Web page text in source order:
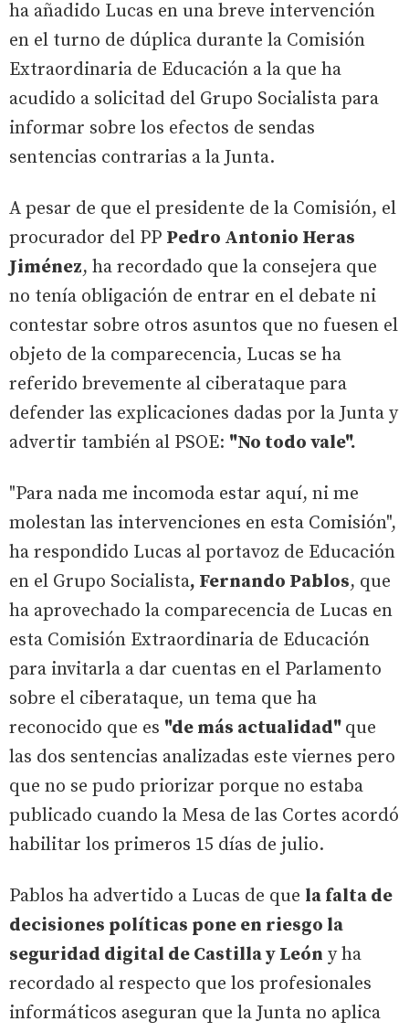
ha añadido Lucas en una breve intervención
en el turno de dúplica durante la Comisión
Extraordinaria de Educación a la que ha
acudido a solicitad del Grupo Socialista para
informar sobre los efectos de sendas
sentencias contrarias a la Junta.
A pesar de que el presidente de la Comisión, el
procurador del PP Pedro Antonio Heras
Jiménez, ha recordado que la consejera que
no tenía obligación de entrar en el debate ni
contestar sobre otros asuntos que no fuesen el
objeto de la comparecencia, Lucas se ha
referido brevemente al ciberataque para
defender las explicaciones dadas por la Junta y
advertir también al PSOE: "No todo vale".
"Para nada me incomoda estar aquí, ni me
molestan las intervenciones en esta Comisión",
ha respondido Lucas al portavoz de Educación
en el Grupo Socialista, Fernando Pablos, que
ha aprovechado la comparecencia de Lucas en
esta Comisión Extraordinaria de Educación
para invitarla a dar cuentas en el Parlamento
sobre el ciberataque, un tema que ha
reconocido que es "de más actualidad" que
las dos sentencias analizadas este viernes pero
que no se pudo priorizar porque no estaba
publicado cuando la Mesa de las Cortes acordó
habilitar los primeros 15 días de julio.
Pablos ha advertido a Lucas de que la falta de
decisiones políticas pone en riesgo la
seguridad digital de Castilla y León y ha
recordado al respecto que los profesionales
informáticos aseguran que la Junta no aplica